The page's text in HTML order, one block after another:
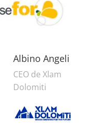
Albino Angeli
CEO de Xlam
Dolomiti